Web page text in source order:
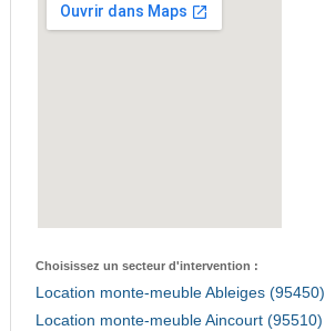
Choisissez un secteur d'intervention :
Location monte-meuble Ableiges (95450)
Location monte-meuble Aincourt (95510)